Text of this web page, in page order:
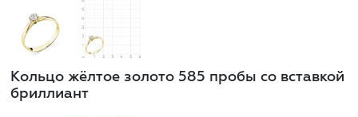
Кольцо жёлтое золото 585 пробы со вставкой
бриллиант